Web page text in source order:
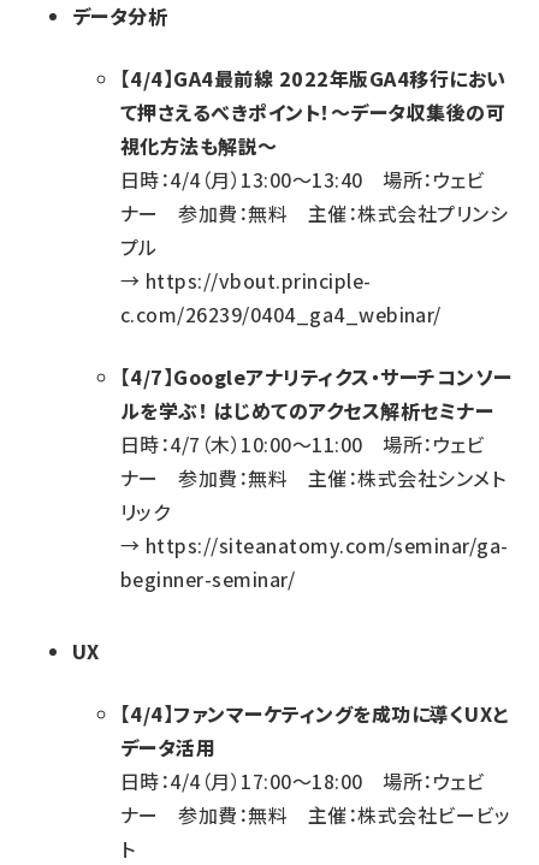
データ分析
【4/4】GA4最前線 2022年版GA4移行におい
て押さえるべきポイント！～データ収集後の可
視化方法も解説～
日時：4/4（月）13:00～13:40 場所：ウェビ
ナー 参加費：無料 主催：株式会社プリンシ
プル
→ https://vbout.principle-
c.com/26239/0404_ga4_webinar/
【4/7】Googleアナリティクス・サーチコンソー
ルを学ぶ！ はじめてのアクセス解析セミナー
日時：4/7（木）10:00～11:00 場所：ウェビ
ナー 参加費：無料 主催：株式会社シンメト
リック
→ https://siteanatomy.com/seminar/ga-
beginner-seminar/
UX
【4/4】ファンマーケティングを成功に導くUXと
データ活用
日時：4/4（月）17:00～18:00 場所：ウェビ
ナー 参加費：無料 主催：株式会社ビービッ
ト